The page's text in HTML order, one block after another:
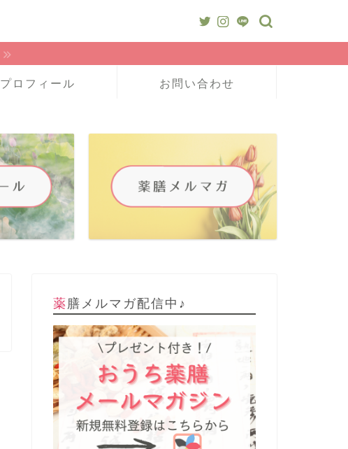
プロフィール お問い合わせ
薬膳メルマガ配信中♪